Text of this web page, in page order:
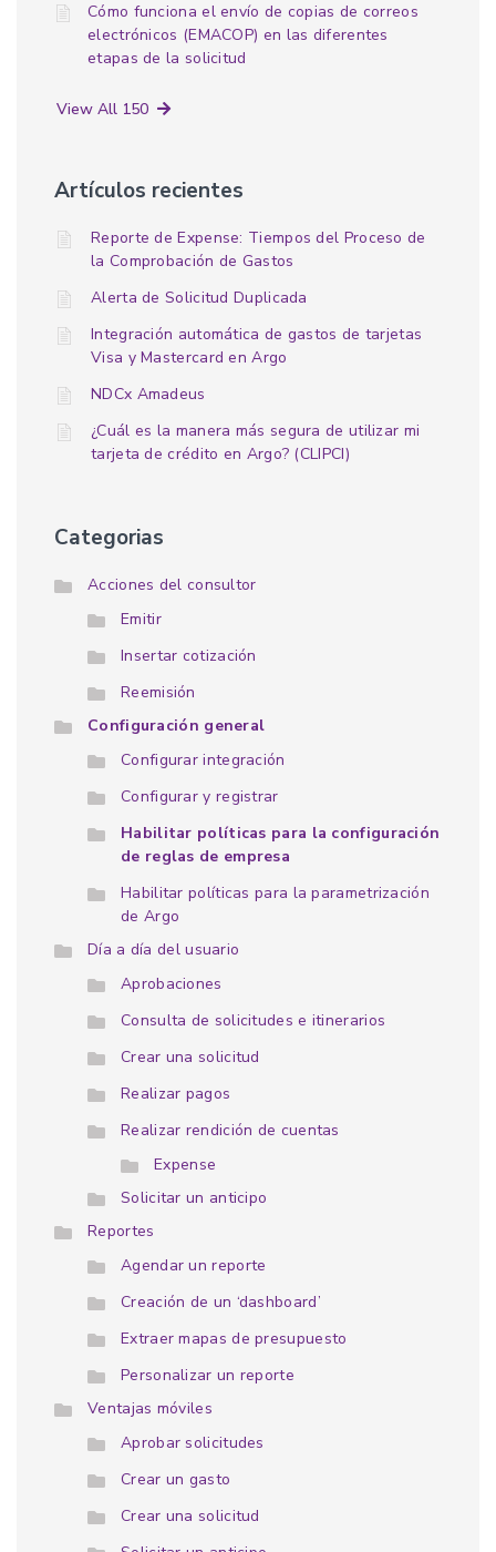
Cómo funciona el envío de copias de correos
electrónicos (EMACOP) en las diferentes
etapas de la solicitud
View All 150
Artículos recientes
Reporte de Expense: Tiempos del Proceso de
la Comprobación de Gastos
Alerta de Solicitud Duplicada
Integración automática de gastos de tarjetas
Visa y Mastercard en Argo
NDCx Amadeus
¿Cuál es la manera más segura de utilizar mi
tarjeta de crédito en Argo? (CLIPCI)
Categorias
Acciones del consultor
Emitir
Insertar cotización
Reemisión
Configuración general
Configurar integración
Configurar y registrar
Habilitar políticas para la configuración
de reglas de empresa
Habilitar políticas para la parametrización
de Argo
Día a día del usuario
Aprobaciones
Consulta de solicitudes e itinerarios
Crear una solicitud
Realizar pagos
Realizar rendición de cuentas
Expense
Solicitar un anticipo
Reportes
Agendar un reporte
Creación de un ‘dashboard’
Extraer mapas de presupuesto
Personalizar un reporte
Ventajas móviles
Aprobar solicitudes
Crear un gasto
Crear una solicitud